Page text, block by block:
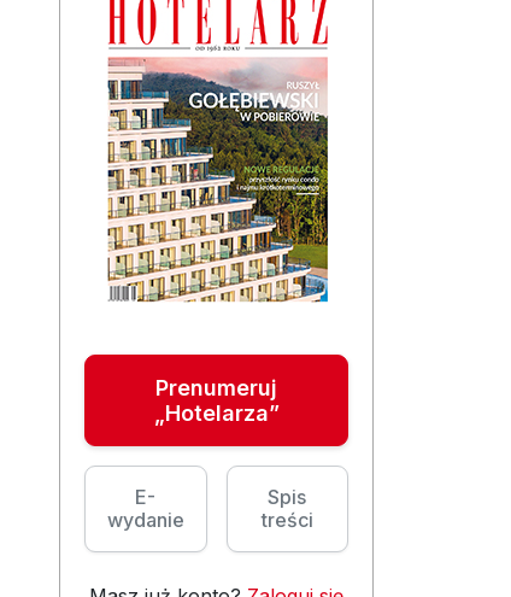
Prenumeruj
„Hotelarza”
E-
wydanie
Spis
treści